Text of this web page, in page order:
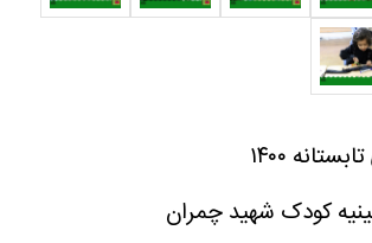
۱۴۰۰
کودک شهید چمران